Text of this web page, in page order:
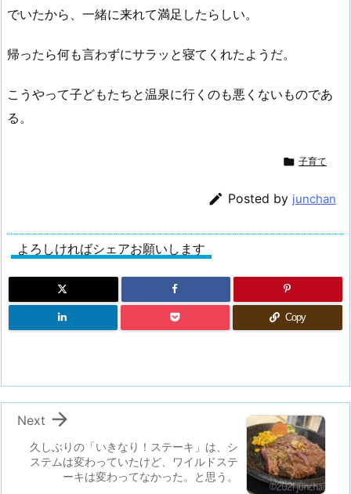
でいたから、一緒に来れて満足したらしい。
帰ったら何も言わずにサラッと寝てくれたようだ。
こうやって子どもたちと温泉に行くのも悪くないものであ
る。
 子育て
 Posted by junchan
よろしければシェアお願いします
Copy
久しぶりの「いきなり！ステーキ」は、シ
ステムは変わっていたけど、ワイルドステ
ーキは変わってなかった。と思う。

Next